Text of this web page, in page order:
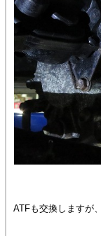
ATFも交換しますが